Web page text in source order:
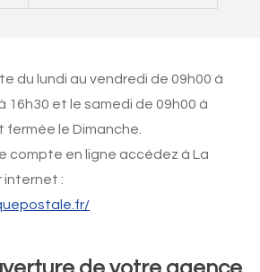
du lundi au vendredi de 09h00 à
16h30 et le samedi de 09h00 à
fermée le Dimanche.
compte en ligne accédez à La
internet :